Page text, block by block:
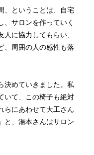
、ということは、自宅
、サロンを作っていく
に協力してもらい、
、周囲の人の感性も落
決めていきました。私
いて、この椅子も絶対
らにあわせて大工さん
と、湯本さんはサロン